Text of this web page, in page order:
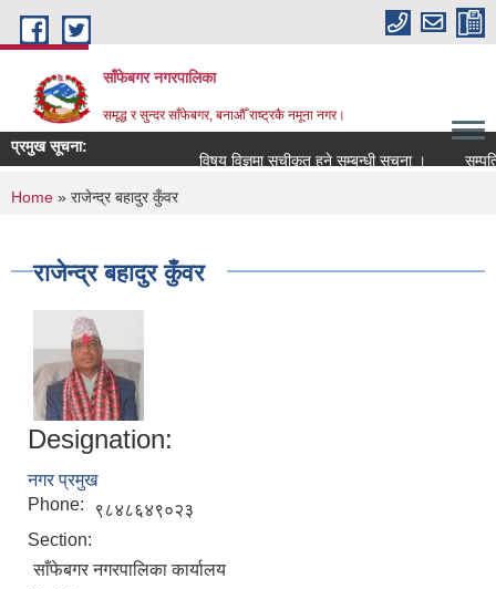
Skip to main content
साँफेबगर नगरपालिका
समृद्ध र सुन्दर साँफेबगर, बनाऔँ राष्ट्रकै नमूना नगर।
प्रमुख सूचना:
विषय विज्ञमा सुचीकृत हुने सम्बन्धी सूचना ।
सम्पति
You are here
Home » राजेन्द्र बहादुर कुँवर
राजेन्द्र बहादुर कुँवर
Designation:
नगर प्रमुख
Phone:
९८४८६४९०२३
Section:
साँफेबगर नगरपालिका कार्यालय